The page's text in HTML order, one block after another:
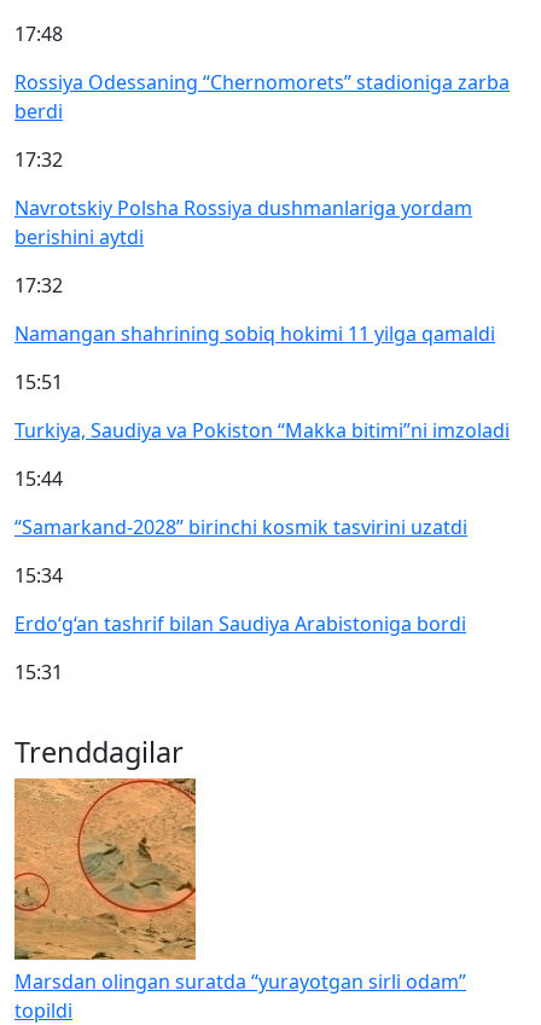
17:48
Rossiya Odessaning “Chernomorets” stadioniga zarba
berdi
17:32
Navrotskiy Polsha Rossiya dushmanlariga yordam
berishini aytdi
17:32
Namangan shahrining sobiq hokimi 11 yilga qamaldi
15:51
Turkiya, Saudiya va Pokiston “Makka bitimi”ni imzoladi
15:44
“Samarkand-2028” birinchi kosmik tasvirini uzatdi
15:34
Erdo‘g‘an tashrif bilan Saudiya Arabistoniga bordi
15:31
Trenddagilar
Marsdan olingan suratda “yurayotgan sirli odam”
topildi